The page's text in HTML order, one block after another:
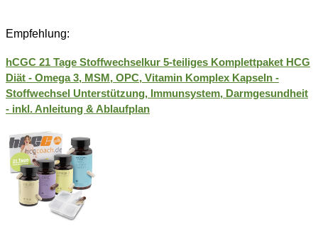
Empfehlung:
hCGC 21 Tage Stoffwechselkur 5-teiliges Komplettpaket HCG
Diät - Omega 3, MSM, OPC, Vitamin Komplex Kapseln -
Stoffwechsel Unterstützung, Immunsystem, Darmgesundheit
- inkl. Anleitung & Ablaufplan